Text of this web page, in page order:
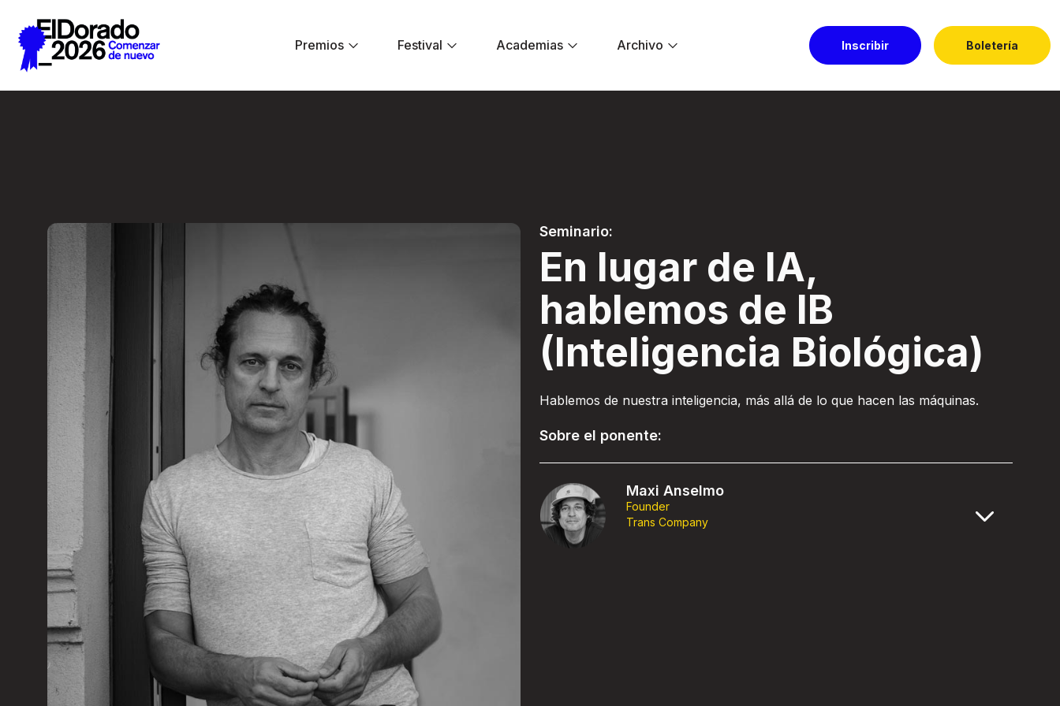
Premios
Festival Academias Archivo Inscribir Boletería
Seminario:
En lugar de IA,
hablemos de IB
(Inteligencia Biológica)
Hablemos de nuestra inteligencia, más allá de lo que hacen las máquinas.
Sobre el ponente:
Maxi Anselmo
Founder
Trans Company